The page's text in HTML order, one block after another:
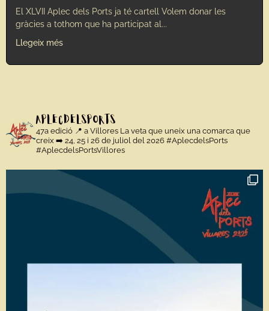
El XLVII Aplec dels Ports ja té cartell Volem donar les
gràcies a tothom que ha participat al...
Llegeix més
aplecdelsports
47a edició 📍 a Villores La veta que uneix una comarca que
creix ➡️ 24, 25 i 26 de juliol del 2026 #AplecdelsPorts
#AplecdelsPortsVillores